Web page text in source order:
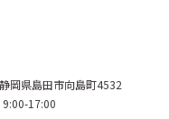
岡県島田市向島町4532
17:00